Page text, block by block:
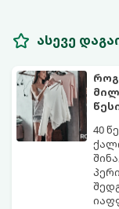
ასევე
40